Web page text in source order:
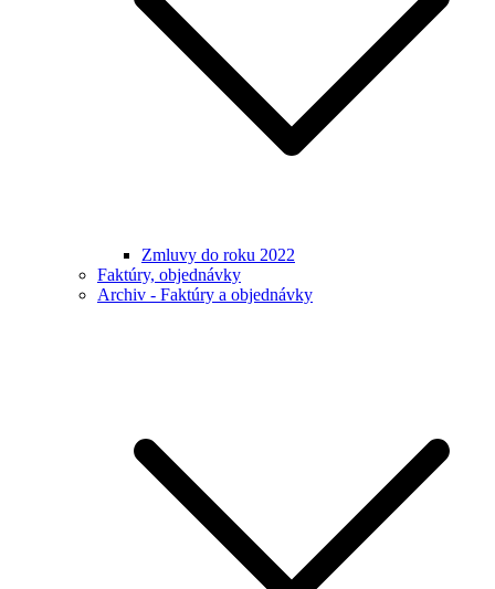
Zmluvy do roku 2022
Faktúry, objednávky
Archiv - Faktúry a objednávky